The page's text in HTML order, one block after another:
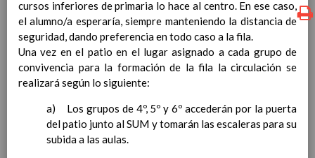
adecuación de nuestro Plan de Centro a esta normativa, el cual
usted podrá consultar desde este sitio web.
Esperamos que sea de su interés.
Contenido
IntroducciÃ³n
AnÃ¡lisis del Contexto
Proyecto Educativo
cursos inferiores de primaria lo hace al centro. En ese caso,
el alumno/a esperaría, siempre manteniendo la distancia de
seguridad, dando preferencia en todo caso a la fila.
Una vez en el patio en el lugar asignado a cada grupo de
convivencia para la formación de la fila la circulación se
realizará según lo siguiente:
a) Los grupos de 4º, 5º y 6º accederán por la puerta
del patio junto al SUM y tomarán las escaleras para su
subida a las aulas.